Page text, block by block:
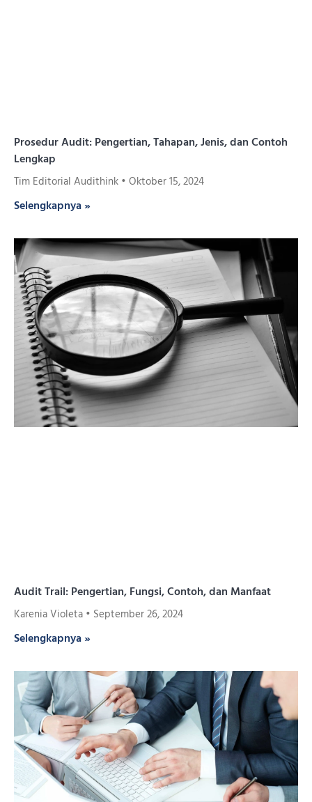
Prosedur Audit: Pengertian, Tahapan, Jenis, dan Contoh
Lengkap
Tim Editorial Audithink Oktober 15, 2024
Selengkapnya »
Audit Trail: Pengertian, Fungsi, Contoh, dan Manfaat
Karenia Violeta September 26, 2024
Selengkapnya »